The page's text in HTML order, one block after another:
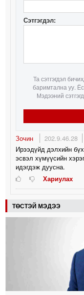
Сэтгэгдэл:
Та сэтгэгдэл
баримтална уу. Ёс
Мэдээний
Зочин 202.9.46.28
Ирээдүйд дэлхийн
эсвэл хүмүүсийн
идэгдэж дуусна.
Хариулах
ТӨСТЭЙ МЭДЭЭ